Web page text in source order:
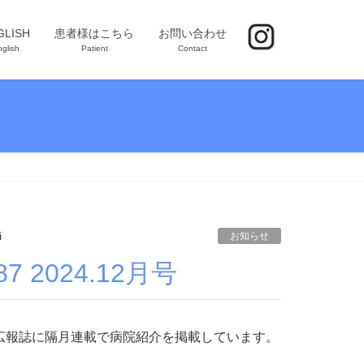
患者様はこちら
Patient
お問い合わせ
Contact
お知らせ
2024.12月号
誌に隔月連載で病院紹介を掲載しています。